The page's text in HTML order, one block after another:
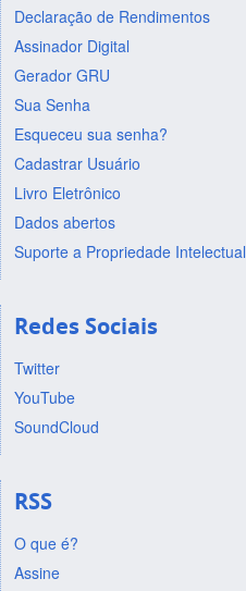
Declaração de Rendimentos
Assinador Digital
Gerador GRU
Sua Senha
Esqueceu sua senha?
Cadastrar Usuário
Livro Eletrônico
Dados abertos
Suporte a Propriedade Intelectual
Redes Sociais
Twitter
YouTube
SoundCloud
RSS
O que é?
Assine